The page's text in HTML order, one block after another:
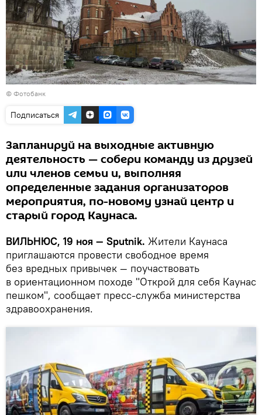
© Фотобанк
Подписаться
Запланируй на выходные активную
деятельность — собери команду из друзей
или членов семьи и, выполняя
определенные задания организаторов
мероприятия, по-новому узнай центр и
старый город Каунаса.
ВИЛЬНЮС, 19 ноя — Sputnik. Жители Каунаса
приглашаются провести свободное время
без вредных привычек — поучаствовать
в ориентационном походе "Открой для себя Каунас
пешком", сообщает пресс-служба министерства
здравоохранения.